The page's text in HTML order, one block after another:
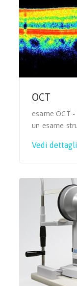
OCT
esame OCT
un esame
Vedi dettagli